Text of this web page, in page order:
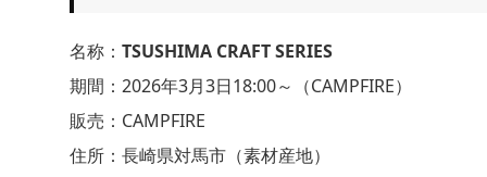
名称： TSUSHIMA CRAFT SERIES
期間：2026年3月3日18:00～（CAMPFIRE）
販売：CAMPFIRE
住所：長崎県対馬市（素材産地）